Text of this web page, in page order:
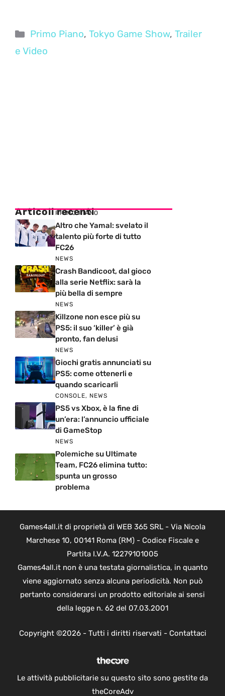
Categorie
Primo Piano,Tokyo Game Show,Trailer
e Video
Articoli recenti
PRIMO PIANO
Altro che Yamal: svelato il
talento più forte di tutto
FC26
NEWS
Crash Bandicoot, dal gioco
alla serie Netflix: sarà la
più bella di sempre
NEWS
Killzone non esce più su
PS5: il suo ‘killer’ è già
pronto, fan delusi
NEWS
Giochi gratis annunciati su
PS5: come ottenerli e
quando scaricarli
CONSOLE, NEWS
PS5 vs Xbox, è la fine di
un’era: l’annuncio ufficiale
di GameStop
NEWS
Polemiche su Ultimate
Team, FC26 elimina tutto:
spunta un grosso
problema
Games4all.it di proprietà di WEB 365 SRL - Via Nicola
Marchese 10, 00141 Roma (RM) - Codice Fiscale e
Partita I.V.A. 12279101005
Games4all.it non è una testata giornalistica, in quanto
viene aggiornato senza alcuna periodicità. Non può
pertanto considerarsi un prodotto editoriale ai sensi
della legge n. 62 del 07.03.2001
Copyright ©2026 - Tutti i diritti riservati - Contattaci
Le attività pubblicitarie su questo sito sono gestite da
theCoreAdv